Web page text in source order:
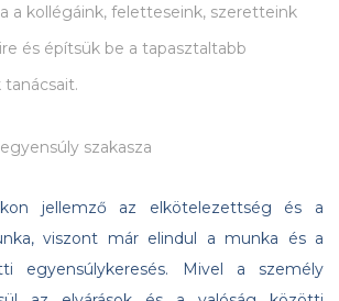
a kollégáink, feletteseink, szeretteink
és építsük be a tapasztaltabb
szakasza
jellemző az elkötelezettség és a
viszont már elindul a munka és a
egyensúlykeresés. Mivel a személy